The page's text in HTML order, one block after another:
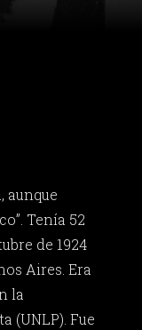
aunque
Tenía 52
de 1924
Aires. Era
la
(UNLP). Fue